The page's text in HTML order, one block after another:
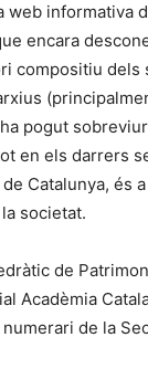
web informativa
encara
compositiu
pogut
en els darrers
Catalunya, és
societat.
de
Acadèmia
de la